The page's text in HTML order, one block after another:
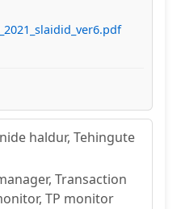
haldur, Tehingute
Transaction
TP monitor